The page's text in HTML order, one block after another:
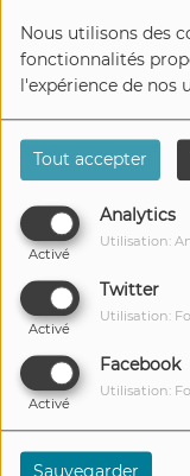
Nous utilisons des
fonctionnalités
l'expérience de nos
Tout accepter
Analytics
Activé
Utilisation:
Twitter
Activé
Utilisation:
Facebook
Activé
Utilisation:
Sauvegarder